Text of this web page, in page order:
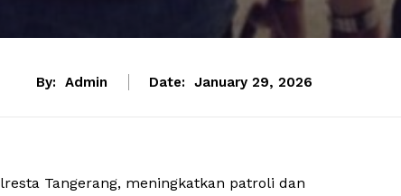
By: Admin Date: January 29, 2026
Tangerang, meningkatkan patroli dan